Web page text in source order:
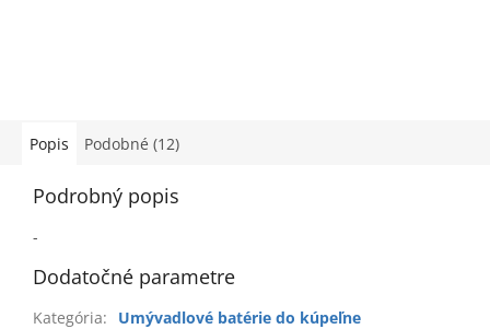
Popis Podobné (12)
Podrobný popis
-
Dodatočné parametre
Kategória:
Umývadlové batérie do kúpeľne